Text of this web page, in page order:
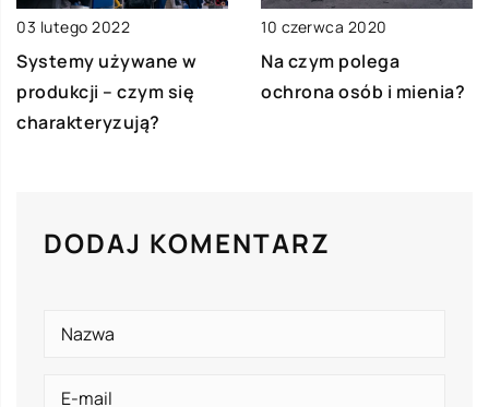
03 lutego 2022
Systemy używane w
produkcji – czym się
charakteryzują?
10 czerwca 2020
Na czym polega
ochrona osób i mienia?
DODAJ KOMENTARZ